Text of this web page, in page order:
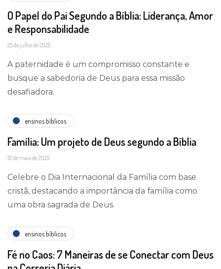
O Papel do Pai Segundo a Bíblia: Liderança, Amor
e Responsabilidade
23 de julho de 2025
A paternidade é um compromisso constante e
busque a sabedoria de Deus para essa missão
desafiadora.
ensinos bíblicos
Família: Um projeto de Deus segundo a Bíblia
19 de maio de 2025
Celebre o Dia Internacional da Família com base
cristã, destacando a importância da família como
uma obra sagrada de Deus.
ensinos bíblicos
Fé no Caos: 7 Maneiras de se Conectar com Deus